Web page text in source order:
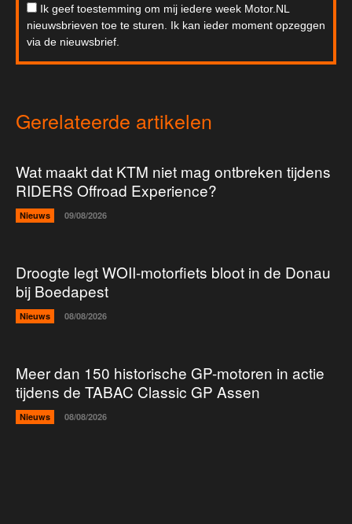
Ik geef toestemming om mij iedere week Motor.NL
nieuwsbrieven toe te sturen. Ik kan ieder moment opzeggen
via de nieuwsbrief.
Gerelateerde artikelen
Wat maakt dat KTM niet mag ontbreken tijdens
RIDERS Offroad Experience?
Nieuws 09/08/2026
Droogte legt WOII-motorfiets bloot in de Donau
bij Boedapest
Nieuws 08/08/2026
Meer dan 150 historische GP-motoren in actie
tijdens de TABAC Classic GP Assen
Nieuws 08/08/2026